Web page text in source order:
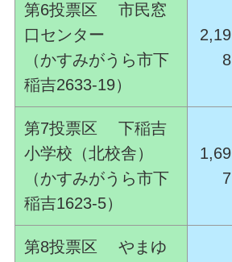
第6投票区 市民窓
口センター
（かすみがうら市下
稲吉2633-19）
2,19
8
第7投票区 下稲吉
小学校（北校舎）
（かすみがうら市下
稲吉1623-5）
1,69
7
第8投票区 やまゆ